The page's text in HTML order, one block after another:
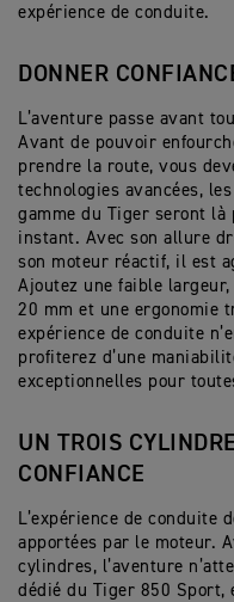
expérience de conduite.
DONNER
L’aventure passe avant
Avant de pouvoir
prendre la route, vous
technologies avancées,
gamme du Tiger seront là
instant. Avec son allure
son moteur réactif, il est
Ajoutez une faible
20 mm et une ergonomie
expérience de conduite
profiterez d’une
exceptionnelles pour
UN TROIS
CONFIANCE
L’expérience de conduite
apportées par le moteur.
cylindres, l’aventure
dédié du Tiger 850 Sport,